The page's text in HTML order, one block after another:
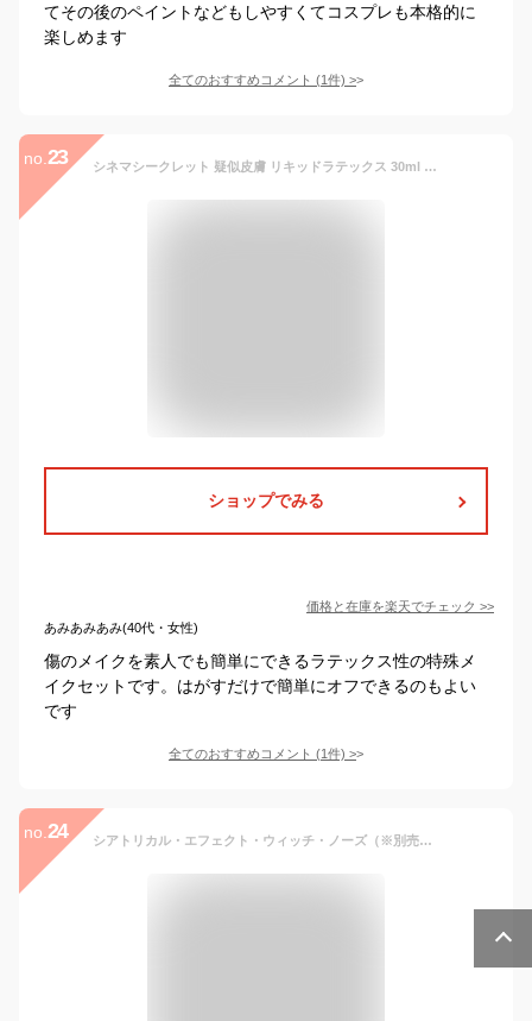
てその後のペイントなどもしやすくてコスプレも本格的に
楽しめます
全てのおすすめコメント (1件) >
no. 23 シネマシークレット 疑似皮膚 リキッドラテックス 30ml SL001 フェイス ペイント 特殊メイク 皮膚 傷 レインフォレストフィルム コスプレ メール便 送料無料
ショップでみる
価格と在庫を楽天でチェック >>
あみあみあみ(40代・女性)
傷のメイクを素人でも簡単にできるラテックス性の特殊メ
イクセットです。はがすだけで簡単にオフできるのもよい
です
全てのおすすめコメント (1件) >
no. 24 シアトリカル・エフェクト・ウィッチ・ノーズ（※別売の接着液が必要）（Theatricl Effects - Witch Nose） [メイクアップ 特殊メイク 魔女の鼻 つけ鼻 ハロウィングッズ]【689649】_HB